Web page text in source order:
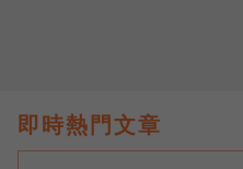
即時熱門文章